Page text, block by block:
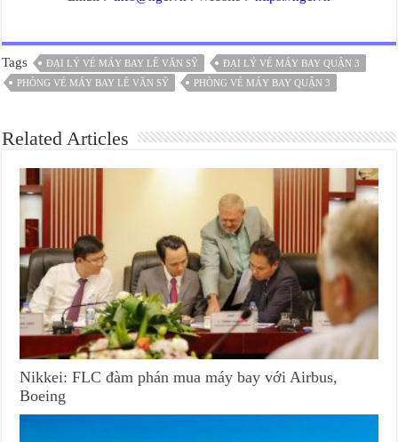
Tags ĐẠI LÝ VÉ MÁY BAY LÊ VĂN SỸ
ĐẠI LÝ VÉ MÁY BAY QUẬN 3
PHÒNG VÉ MÁY BAY LÊ VĂN SỸ
PHÒNG VÉ MÁY BAY QUẬN 3
Related Articles
Nikkei: FLC đàm phán mua máy bay với Airbus,
Boeing